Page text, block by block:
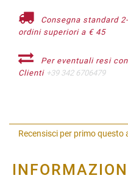
Consegna standard
ordini superiori a € 45
Per eventuali resi
Clienti +39 342 6706479
Recensisci per primo questo